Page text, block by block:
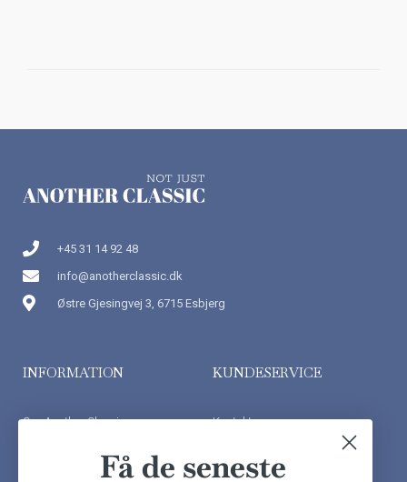
+45 31 14 92 48
info@anotherclassic.dk
Østre Gjesingvej 3, 6715 Esbjerg
INFORMATION
Om Another Classic
Handelsbetingelser
KUNDESERVICE
Kontakt os
Kundeudtalelser
Få de seneste